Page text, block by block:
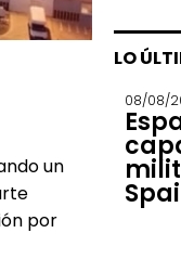
un
por
LO
08/08/